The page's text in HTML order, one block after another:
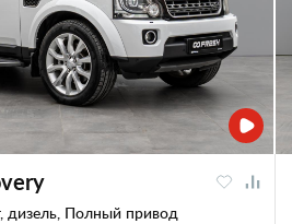
дизель, Полный привод